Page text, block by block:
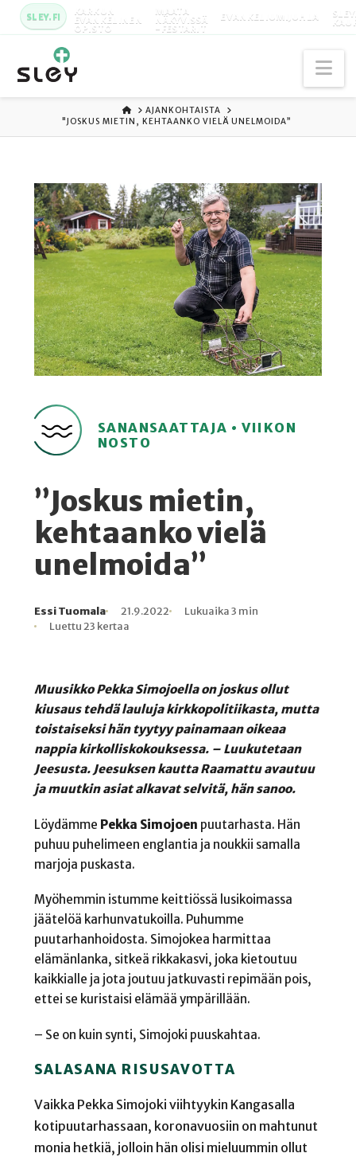
SLEY.FI KARKUN
EVANKELINEN
OPISTO
MAATA
NÄKYVISSÄ
-FESTARIT
EVANKELIUMIJUHLA
ETUSIVU
AJANKOHTAISTA
"JOSKUS MIETIN, KEHTAANKO VIELÄ UNELMOIDA”
SANANSAATTAJA • VIIKON
NOSTO
”Joskus mietin,
kehtaanko vielä
unelmoida”
Kirjoittaja
Essi Tuomala
Julkaistu
21.9.2022
Lukuaika
Lukuaika 3 min
Lukukertoja
Luettu 23 kertaa
Muusikko Pekka Simojoella on joskus ollut
kiusaus tehdä lauluja kirkkopolitiikasta, mutta
toistaiseksi hän tyytyy painamaan oikeaa
nappia kirkolliskokouksessa. – Luukutetaan
Jeesusta. Jeesuksen kautta Raamattu avautuu
ja muutkin asiat alkavat selvitä, hän sanoo.
Löydämme Pekka Simojoen puutarhasta. Hän
puhuu puhelimeen englantia ja noukkii samalla
marjoja puskasta.
Myöhemmin istumme keittiössä lusikoimassa
jäätelöä karhunvatukoilla. Puhumme
puutarhanhoidosta. Simojokea harmittaa
elämänlanka, sitkeä rikkakasvi, joka kietoutuu
kaikkialle ja jota joutuu jatkuvasti repimään pois,
ettei se kuristaisi elämää ympärillään.
– Se on kuin synti, Simojoki puuskahtaa.
SALASANA RISUSAVOTTA
Vaikka Pekka Simojoki viihtyykin Kangasalla
kotipuutarhassaan, koronavuosiin on mahtunut
monia hetkiä, jolloin hän olisi mieluummin ollut